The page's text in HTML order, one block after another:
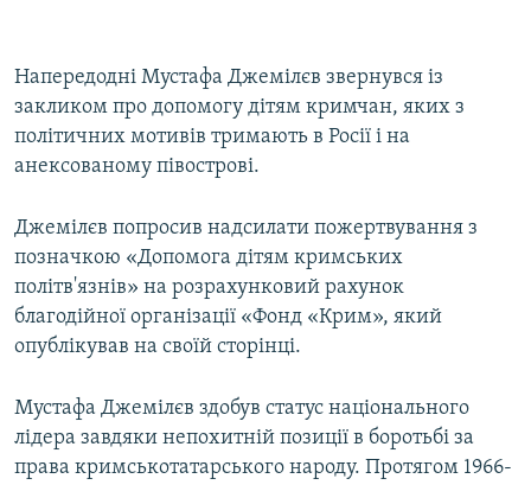
Напередодні Мустафа Джемілєв звернувся із
закликом про допомогу дітям кримчан, яких з
політичних мотивів тримають в Росії і на
анексованому півострові.
Джемілєв попросив надсилати пожертвування з
позначкою «Допомога дітям кримських
політв'язнів» на розрахунковий рахунок
благодійної організації «Фонд «Крим», який
опублікував на своїй сторінці.
Мустафа Джемілєв здобув статус національного
лідера завдяки непохитній позиції в боротьбі за
права кримськотатарського народу. Протягом 1966-